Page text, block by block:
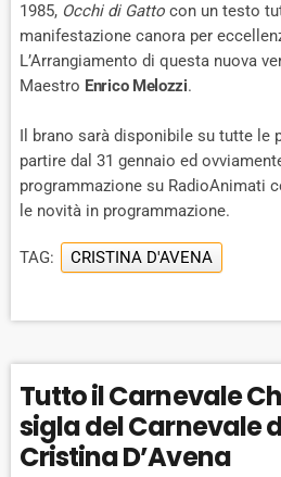
1985, Occhi di Gatto con un testo
manifestazione canora per
L’Arrangiamento di questa nuova
Maestro Enrico Melozzi.
Il brano sarà disponibile su tutte
partire dal 31 gennaio ed
programmazione su RadioAnimati
le novità in programmazione.
TAG: CRISTINA D'AVENA
Tutto il Carnevale
sigla del Carnevale
Cristina D’Avena